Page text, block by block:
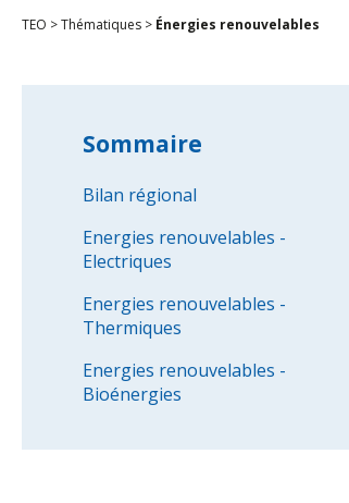
TEO >Thématiques > Énergies renouvelables
Sommaire
Bilan régional
Energies renouvelables -
Electriques
Energies renouvelables -
Thermiques
Energies renouvelables -
Bioénergies